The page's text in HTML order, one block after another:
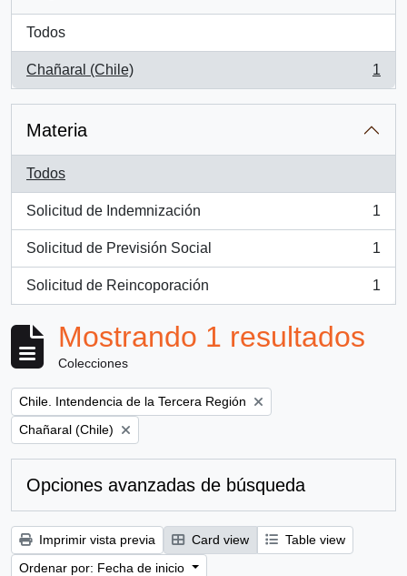
Todos
Chañaral (Chile)
, 1 resultados
1
Materia
Todos
Solicitud de Indemnización
, 1 resultados
1
Solicitud de Previsión Social
, 1 resultados
1
Solicitud de Reincoporación
, 1 resultados
1
Mostrando 1 resultados
Colecciones
Remove filter:
Chile. Intendencia de la Tercera Región
Remove filter:
Chañaral (Chile)
Opciones avanzadas de búsqueda
Imprimir vista previa Card view
Table view
Ordenar por: Fecha de inicio